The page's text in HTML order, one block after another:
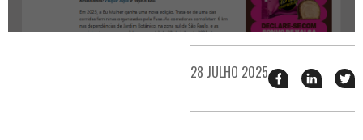
28 JULHO 2025 Compartilhar
esse
no
esse
no